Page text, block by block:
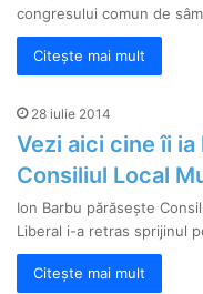
congresului comun de
Citește mai mult
28 iulie 2014
Vezi aici cine îi
Consiliul Local
Ion Barbu părăsește
Liberal i-a retras sprijinul
Citește mai mult